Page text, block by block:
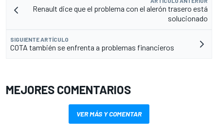
Renault dice que el problema con el alerón trasero está
solucionado
SIGUIENTE ARTÍCULO
COTA también se enfrenta a problemas financieros
MEJORES COMENTARIOS
VER MÁS Y COMENTAR